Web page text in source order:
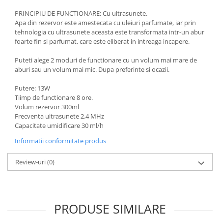
PRINCIPIU DE FUNCTIONARE: Cu ultrasunete.
Apa din rezervor este amestecata cu uleiuri parfumate, iar prin
tehnologia cu ultrasunete aceasta este transformata intr-un abur
foarte fin si parfumat, care este eliberat in intreaga incapere.
Puteti alege 2 moduri de functionare cu un volum mai mare de
aburi sau un volum mai mic. Dupa preferinte si ocazii.
Putere: 13W
Tiimp de functionare 8 ore.
Volum rezervor 300ml
Frecventa ultrasunete 2.4 MHz
Capacitate umidificare 30 ml/h
Informatii conformitate produs
Review-uri(0)
PRODUSE SIMILARE